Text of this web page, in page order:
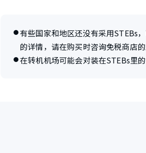
有些国家和地区还没有采用STEBs
的详情，请在购买时咨询免税商店的
在转机机场可能会对装在STEBs里